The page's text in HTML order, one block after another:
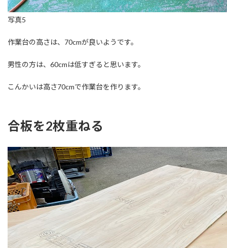
写真5
作業台の高さは、70cmが良いようです。
男性の方は、60cmは低すぎると思います。
こんかいは高さ70cmで作業台を作ります。
合板を2枚重ねる